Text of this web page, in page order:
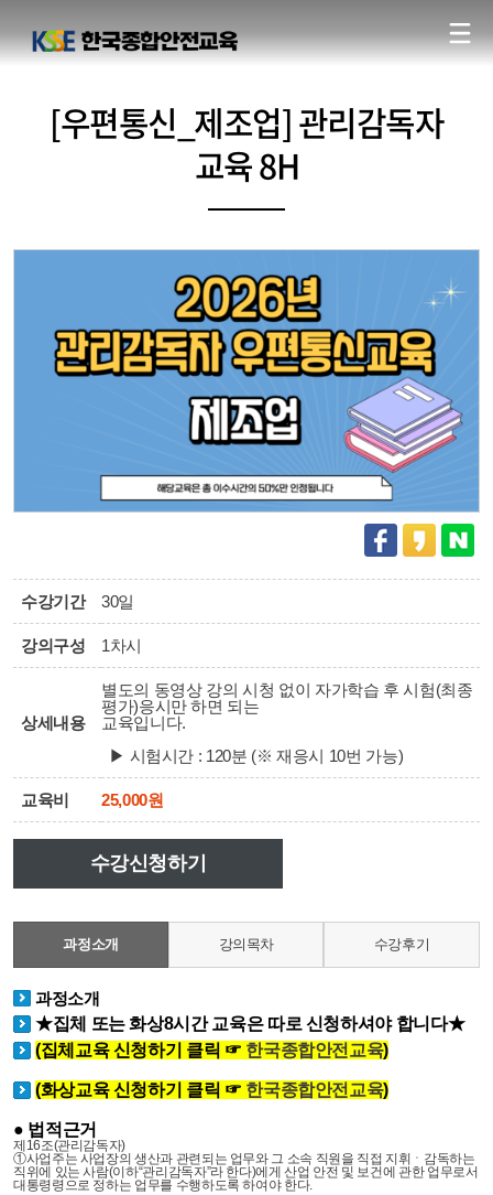
[우편통신_제조업] 관리감독자
교육 8H
수강기간 30일
강의구성 1차시
상세내용
별도의 동영상 강의 시청 없이 자가학습 후 시험(최종
평가)응시만 하면 되는
교육입니다.
▶ 시험시간 : 120분 (※ 재응시 10번 가능)
교육비 25,000원
수강신청하기
과정소개 강의목차 수강후기
과정소개
★집체 또는 화상8시간 교육은 따로 신청하셔야 합니다★
(집체교육 신청하기 클릭 ☞ 한국종합안전교육)
(화상교육 신청하기 클릭 ☞ 한국종합안전교육)
● 법적근거
제 16조(관리감독자)
①사업주는 사업장의 생산과 관련되는 업무와 그 소속 직원을 직접 지휘ㆍ감독하는
직위에 있는 사람(이하“관리감독자”라 한다)에게 산업 안전 및 보건에 관한 업무로서
대통령령으로 정하는 업무를 수행하도록 하여야 한다.